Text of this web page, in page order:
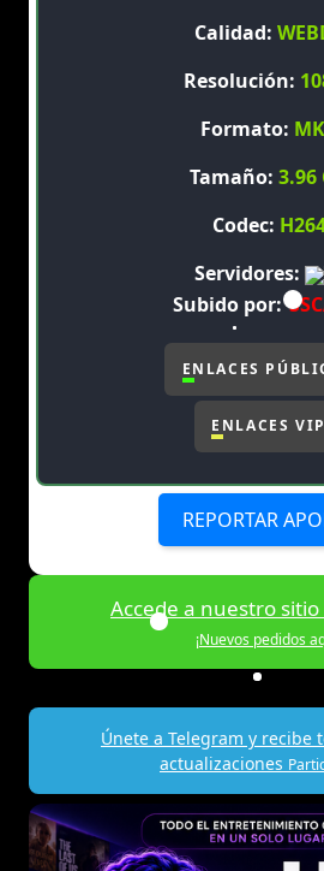
Calidad:
Resolución:
Formato:
Tamaño: 3.96
Codec:
Servidores:
Subido por:
ENLACES
ENLACES VIP
REPORTAR
Accede a nuestro
¡Nuevos pedidos
Únete a Telegram y recibe
actualizaciones